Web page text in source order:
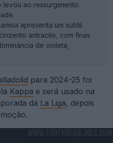
levou ao ressurgimento
apresenta um subtil
antracite, com finas
de violeta,
para 2024-25 foi
Kappa e será usado na
da La Liga, depois